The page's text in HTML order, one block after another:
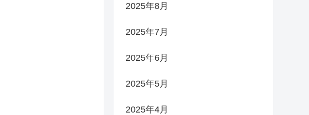
2025年8月
2025年7月
2025年6月
2025年5月
2025年4月